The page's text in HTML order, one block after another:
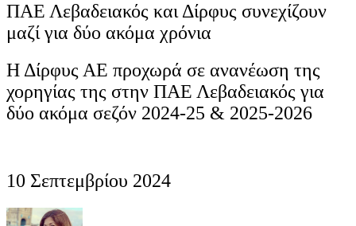
ΠΑΕ Λεβαδειακός και Δίρφυς συνεχίζουν
μαζί για δύο ακόμα χρόνια
Η Δίρφυς ΑΕ προχωρά σε ανανέωση της
χορηγίας της στην ΠΑΕ Λεβαδειακός για
δύο ακόμα σεζόν 2024-25 & 2025-2026
10 Σεπτεμβρίου 2024